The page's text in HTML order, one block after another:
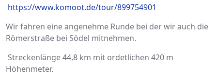
https://www.komoot.de/tour/899754901
Wir fahren eine angenehme Runde bei der wir auch die
Römerstraße bei Södel mitnehmen.
Streckenlänge 44,8 km mit ordetlichen 420 m
Höhenmeter.